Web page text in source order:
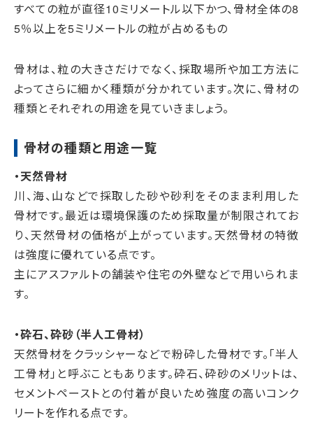
すべての粒が直径10ミリメートル以下かつ、骨材全体の8
5％以上を5ミリメートルの粒が占めるもの
骨材は、粒の大きさだけでなく、採取場所や加工方法に
よってさらに細かく種類が分かれています。次に、骨材の
種類とそれぞれの用途を見ていきましょう。
骨材の種類と用途一覧
・天然骨材
川、海、山などで採取した砂や砂利をそのまま利用した
骨材です。最近は環境保護のため採取量が制限されてお
り、天然骨材の価格が上がっています。天然骨材の特徴
は強度に優れている点です。
主にアスファルトの舗装や住宅の外壁などで用いられま
す。
・砕石、砕砂（半人工骨材）
天然骨材をクラッシャーなどで粉砕した骨材です。「半人
工骨材」と呼ぶこともあります。砕石、砕砂のメリットは、
セメントペーストとの付着が良いため強度の高いコンク
リートを作れる点です。